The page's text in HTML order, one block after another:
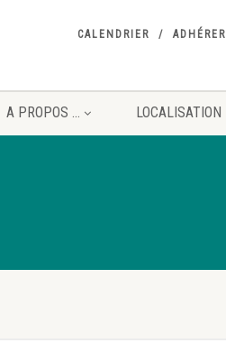
CALENDRIER ADHÉRER
A PROPOS … LOCALISATION